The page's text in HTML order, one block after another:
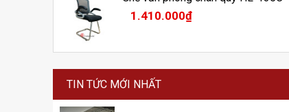
1.410.000₫
TIN TỨC MỚI NHẤT